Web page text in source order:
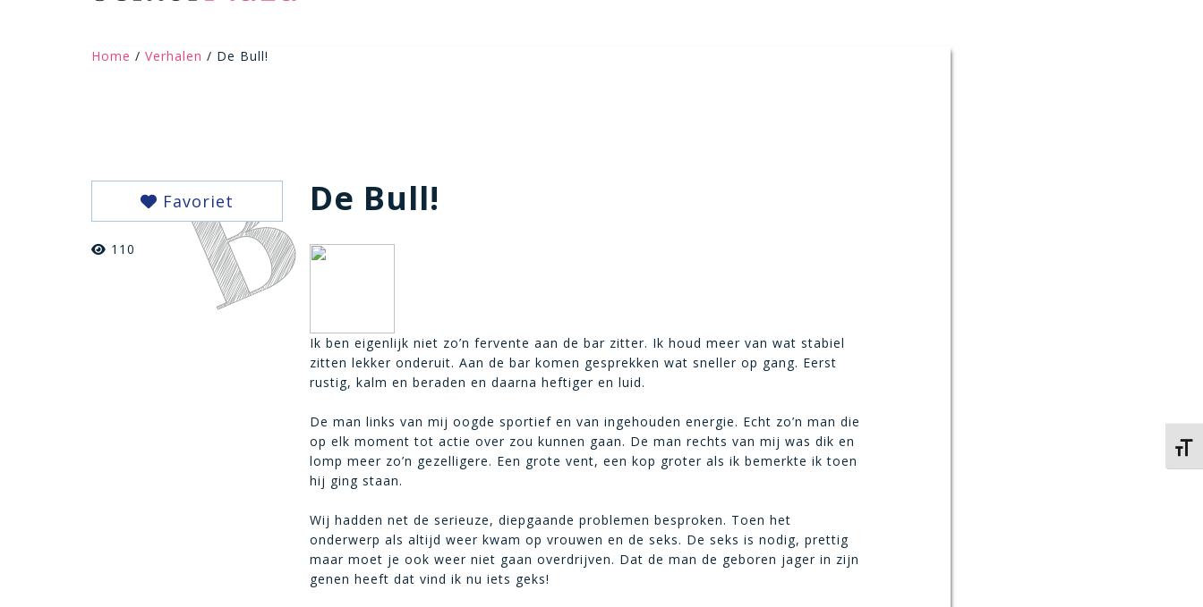
Home / Verhalen / De Bull!
Favoriet
110
De Bull!
Ik ben eigenlijk niet zo’n fervente aan de bar zitter. Ik houd meer van wat stabiel
zitten lekker onderuit. Aan de bar komen gesprekken wat sneller op gang. Eerst
rustig, kalm en beraden en daarna heftiger en luid.
De man links van mij oogde sportief en van ingehouden energie. Echt zo’n man die
op elk moment tot actie over zou kunnen gaan. De man rechts van mij was dik en
lomp meer zo’n gezelligere. Een grote vent, een kop groter als ik bemerkte ik toen
hij ging staan.
Wij hadden net de serieuze, diepgaande problemen besproken. Toen het
onderwerp als altijd weer kwam op vrouwen en de seks. De seks is nodig, prettig
maar moet je ook weer niet gaan overdrijven. Dat de man de geboren jager in zijn
genen heeft dat vind ik nu iets geks!